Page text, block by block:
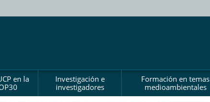
en la
Investigación e
investigadores
Formación en temas
medioambientales